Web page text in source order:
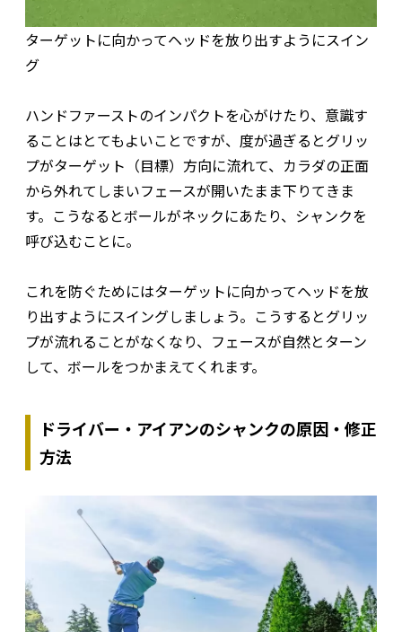
ターゲットに向かってヘッドを放り出すようにスイン
グ
ハンドファーストのインパクトを心がけたり、意識す
ることはとてもよいことですが、度が過ぎるとグリッ
プがターゲット（目標）方向に流れて、カラダの正面
から外れてしまいフェースが開いたまま下りてきま
す。こうなるとボールがネックにあたり、シャンクを
呼び込むことに。
これを防ぐためにはターゲットに向かってヘッドを放
り出すようにスイングしましょう。こうするとグリッ
プが流れることがなくなり、フェースが自然とターン
して、ボールをつかまえてくれます。
ドライバー・アイアンのシャンクの原因・修正
方法